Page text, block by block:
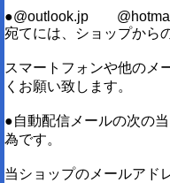
●@outlook.jp
宛てには、ショップから
スマートフォンや他のメ
くお願い致します。
●自動配信メールの次の
為です。
当ショップのメールアド